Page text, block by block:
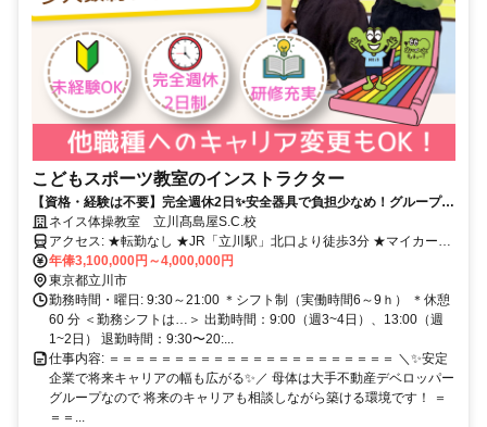
こどもスポーツ教室のインストラクター
【資格・経験は不要】完全週休2日✨安全器具で負担少なめ！グループ内
でのキャリア相談可！
ネイス体操教室 立川髙島屋S.C.校
アクセス: ★転勤なし ★JR「立川駅」北口より徒歩3分 ★マイカー・
バイク・自転車通勤OK！ （無料駐車場・駐輪場を完備しています）
…………………………………………… ▼他教室ご希望もお気軽にお
問い合わせください！ ・三和八王子みなみ野校 ・リヴィンオズ大泉
校 ・ミーツ国分寺校 ・サミット東寺方校
年俸3,100,000円～4,000,000円
東京都立川市
勤務時間・曜日: 9:30～21:00 ＊シフト制（実働時間6～9ｈ） ＊休憩
60 分 ＜勤務シフトは…＞ 出勤時間：9:00（週3~4日）、13:00（週
1~2日） 退勤時間：9:30〜20:...
仕事内容: ＝＝＝＝＝＝＝＝＝＝＝＝＝＝＝＝＝＝＝＝＝＝ ＼✨安定
企業で将来キャリアの幅も広がる✨／ 母体は大手不動産デベロッパー
グループなので 将来のキャリアも相談しながら築ける環境です！ ＝
＝＝...